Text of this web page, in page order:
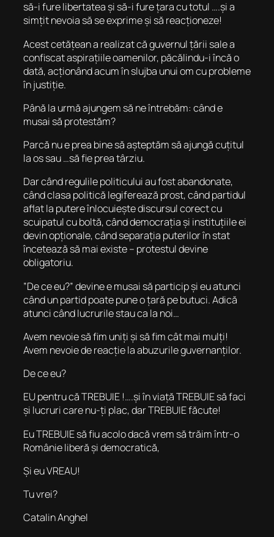
să-i fure libertatea și să-i fure țara cu totul ….și a
simțit nevoia să se exprime și să reacționeze!
Acest cetățean a realizat că guvernul țării sale a
confiscat aspirațiile oamenilor, păcălindu-i încă o
dată, acționând acum în slujba unui om cu probleme
în justiție.
Până la urmă ajungem să ne întrebăm: când e
musai să protestăm?
Parcă nu e prea bine să așteptăm să ajungă cuțitul
la os sau …să fie prea târziu.
Dar când regulile politicului au fost abandonate,
când clasa politică legiferează prost, când partidul
aflat la putere înlocuiește discursul corect cu
scuipatul cu boltă, când democrația și instituțiile ei
devin opționale, când separația puterilor în stat
încetează să mai existe – protestul devine
obligatoriu.
”De ce eu?” devine e musai să particip și eu atunci
când un partid poate pune o țară pe butuci. Adică
atunci când lucrurile stau ca la noi…
Avem nevoie să fim uniți și să fim cât mai mulți!
Avem nevoie de reacție la abuzurile guvernanților.
De ce eu?
EU pentru că TREBUIE !….și în viață TREBUIE să faci
și lucruri care nu-ți plac, dar TREBUIE făcute!
Eu TREBUIE să fiu acolo dacă vrem să trăim într-o
Românie liberă și democratică,
Și eu VREAU!
Tu vrei?
Catalin Anghel